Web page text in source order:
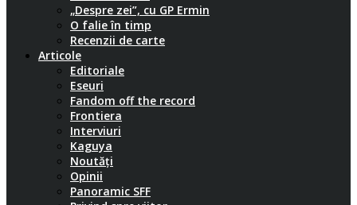
„Despre zei”, cu GP Ermin
O falie în timp
Recenzii de carte
Articole
Editoriale
Eseuri
Fandom off the record
Frontiera
Interviuri
Kaguya
Noutăți
Opinii
Panoramic SFF